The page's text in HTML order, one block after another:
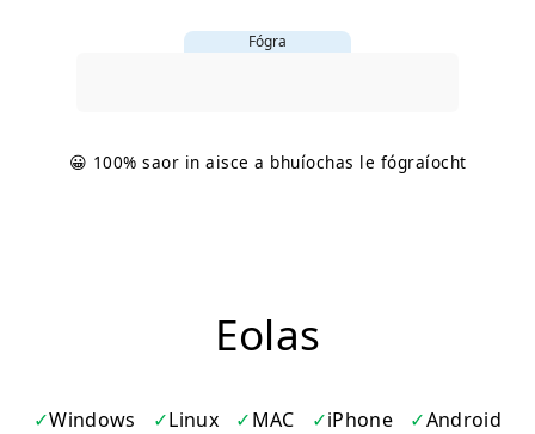
Fógra
😀 100% saor in aisce a bhuíochas le fógraíocht
Eolas
Windows Linux MAC iPhone Android